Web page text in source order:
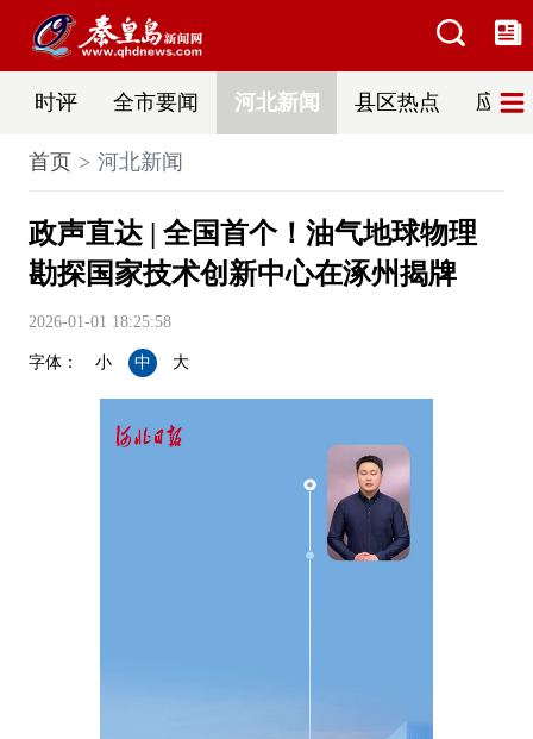
时评 全市要闻 河北新闻 县区热点 应急
首页 河北新闻
政声直达 | 全国首个！油气地球物理
勘探国家技术创新中心在涿州揭牌
2026-01-01 18:25:58
字体： 小 中 大